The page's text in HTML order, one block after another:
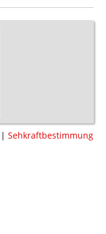
| Sehkraftbestimmung